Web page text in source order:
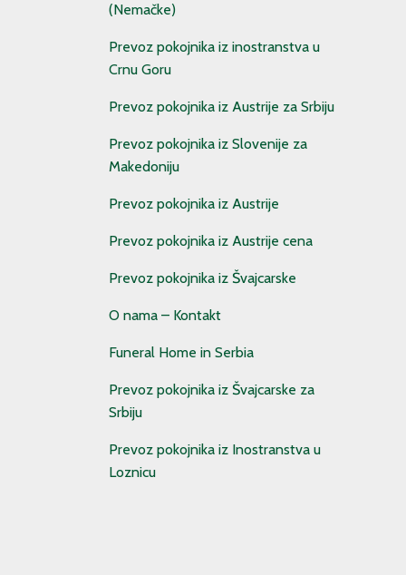
(Nemačke)
Prevoz pokojnika iz inostranstva u
Crnu Goru
Prevoz pokojnika iz Austrije za Srbiju
Prevoz pokojnika iz Slovenije za
Makedoniju
Prevoz pokojnika iz Austrije
Prevoz pokojnika iz Austrije cena
Prevoz pokojnika iz Švajcarske
O nama – Kontakt
Funeral Home in Serbia
Prevoz pokojnika iz Švajcarske za
Srbiju
Prevoz pokojnika iz Inostranstva u
Loznicu